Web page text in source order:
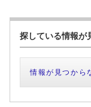
探している情報が
情報が見つから